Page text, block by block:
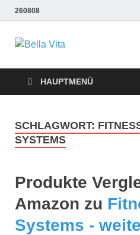
260808
Bella
Tipps
Tipps
HAUPTMENÜ
SCHLAGWORT:
SYSTEMS
Produkte
Amazon zu
Systems -